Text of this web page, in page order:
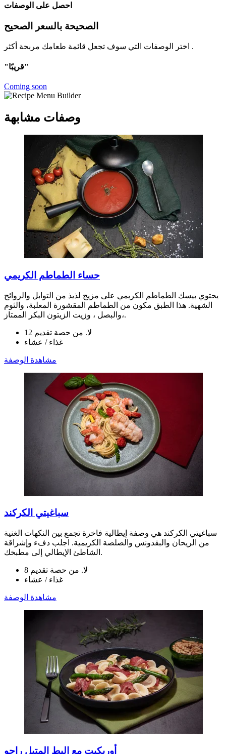
احصل على الوصفات
الصحيحة بالسعر الصحيح
اختر الوصفات التي سوف تجعل قائمة طعامك مربحة أكثر .
"قريبًا"
Coming soon
وصفات مشابهة
حساء الطماطم الكريمي
يحتوي بيسك الطماطم الكريمي على مزيج لذيذ من التوابل والروائح
الشهية. هذا الطبق مكون من الطماطم المقشورة المعلبة، والثوم
،والبصل ، وزيت الزيتون البكر الممتاز.
لا. من حصة تقديم 12
غذاء / عشاء
مشاهدة الوصفة
سباغيتي الكركند
سباغيتي الكركند هي وصفة إيطالية فاخرة تجمع بين النكهات الغنية
من الريحان والبقدونس والصلصة الكريمية. اجلب دفء وإشراقة
الشاطئ الإيطالي إلى مطبخك.
لا. من حصة تقديم 8
غذاء / عشاء
مشاهدة الوصفة
أوريكيت مع البط المتبل راجو